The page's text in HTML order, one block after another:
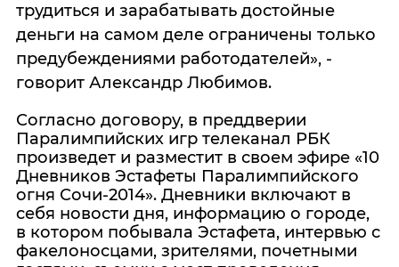
трудиться и зарабатывать достойные
деньги на самом деле ограничены только
предубеждениями работодателей», -
говорит Александр Любимов.
Согласно договору, в преддверии
Паралимпийских игр телеканал РБК
произведет и разместит в своем эфире «10
Дневников Эстафеты Паралимпийского
огня Сочи-2014». Дневники включают в
себя новости дня, информацию о городе,
в котором побывала Эстафета, интервью с
факелоносцами, зрителями, почетными